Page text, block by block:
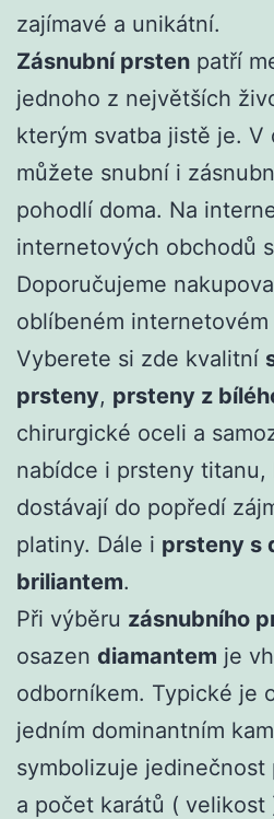
zajímavé a unikátní.
Zásnubní prsten patří
jednoho z největších
kterým svatba jistě je. V
můžete snubní i
pohodlí doma. Na
internetových obchodů
Doporučujeme
oblíbeném internetovém
Vyberete si zde kvalitní
prsteny, prsteny z
chirurgické oceli a
nabídce i prsteny titanu,
dostávají do popředí
platiny. Dále i prsteny s
briliantem.
Při výběru zásnubního
osazen diamantem je
odborníkem. Typické je
jedním dominantním
symbolizuje jedinečnost
a počet karátů ( velikost